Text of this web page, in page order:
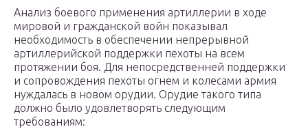
Анализ боевого применения артиллерии в ходе
мировой и гражданской войн показывал
необходимость в обеспечении непрерывной
артиллерийской поддержки пехоты на всем
протяжении боя. Для непосредственней поддержки
и сопровождения пехоты огнем и колесами армия
нуждалась в новом орудии. Орудие такого типа
должно было удовлетворять следующим
требованиям: